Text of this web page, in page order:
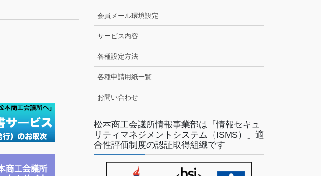
会員メール環境設定
サービス内容
各種設定方法
各種申請用紙一覧
お問い合わせ
松本商工会議所情報事業部は「情報セキュ
リティマネジメントシステム（ISMS）」適
合性評価制度の認証取得組織です